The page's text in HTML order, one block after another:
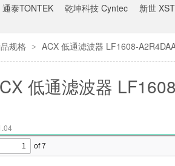
通泰TONTEK 乾坤科技 Cyntec 新世
规格 > ACX 低通滤波器 LF1608-
低通滤波器